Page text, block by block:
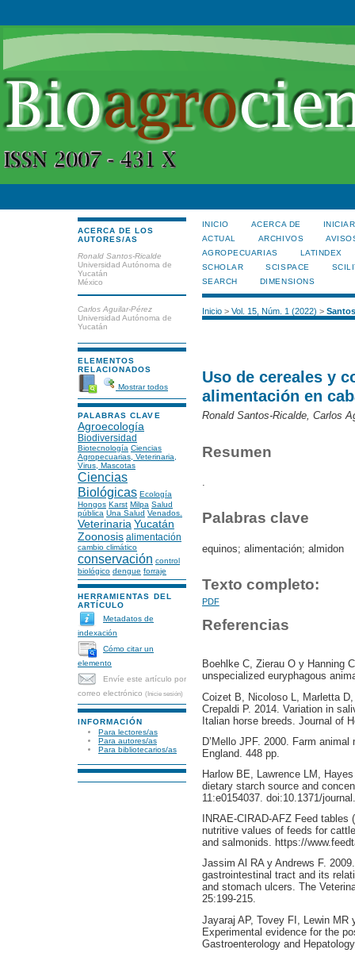
ACERCA DE LOS
AUTORES/AS
Ronald Santos-Ricalde
Universidad Autónoma de
Yucatán
México
Carlos Aguilar-Pérez
Universidad Autónoma de
Yucatán
ELEMENTOS
RELACIONADOS
Mostrar todos
PALABRAS CLAVE
Agroecología
Biodiversidad
Biotecnología Ciencias
Agropecuarias, Veterinaria,
Virus, Mascotas
Ciencias
Biológicas Ecología
Hongos Karst Milpa Salud
pública Una Salud Venados.
Veterinaria Yucatán
Zoonosis alimentación
cambio climático
conservación control
biológico dengue forraje
HERRAMIENTAS DEL
ARTÍCULO
Metadatos de
indexación
Cómo citar un
elemento
Envíe este artículo por
correo electrónico (Inicie sesión)
INFORMACIÓN
Para lectores/as
Para autores/as
Para bibliotecarios/as
INICIO ACERCA DE
ACTUAL
ARCHIVOS
AGROPECUARIAS
LATINDEX
SCHOLAR
SCISPACE
SEARCH
DIMENSIONS
Inicio> Vol. 15, Núm. 1 (2022) >
Uso de cereales y
alimentación en
Ronald Santos-Ricalde, Carlos
Resumen
Palabras clave
equinos; alimentación; almidon
Texto completo:
PDF
Referencias
Boehlke C, Zierau O y Hanning
unspecialized euryphagous
Coizet B, Nicoloso L, Marletta
Crepaldi P. 2014. Variation in
Italian horse breeds. Journal of
D’Mello JPF. 2000. Farm
England. 448 pp.
Harlow BE, Lawrence LM,
dietary starch source and
11:e0154037. doi:10.1371/journal.
INRAE-CIRAD-AFZ Feed
nutritive values of feeds for
and salmonids. https://
Jassim Al RA y Andrews F.
gastrointestinal tract and its
and stomach ulcers. The
25:199-215.
Jayaraj AP, Tovey FI, Lewin MR
Experimental evidence for the
Gastroenterology and